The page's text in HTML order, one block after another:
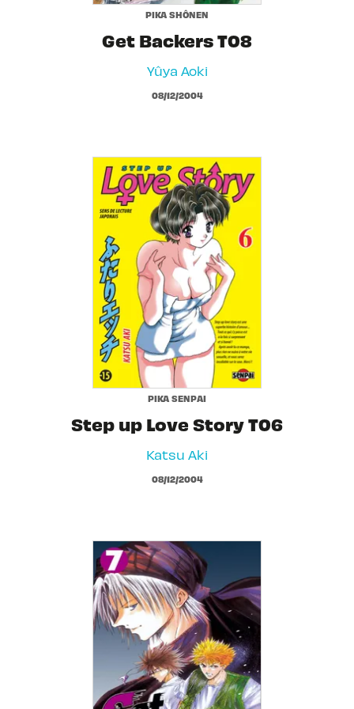
PIKA SHÔNEN
Get Backers T08
Yûya Aoki
08/12/2004
PIKA SENPAI
Step up Love Story T06
Katsu Aki
08/12/2004